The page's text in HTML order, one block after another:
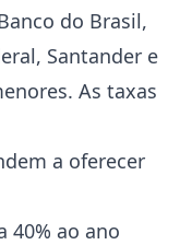
do Brasil,
Santander e
As taxas
a oferecer
40% ao ano